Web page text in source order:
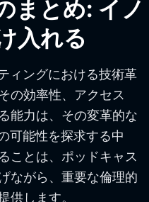
まとめ: イノ
入れる
ィングにおける技術革
の効率性、アクセス
能力は、その変革的な
可能性を探求する中
ことは、ポッドキャス
ながら、重要な倫理的
供します。